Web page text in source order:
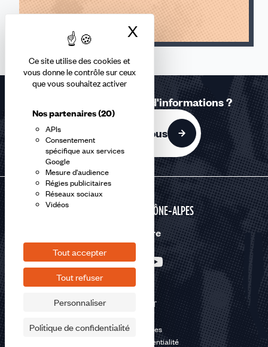
Ce site utilise des cookies et
vous donne le contrôle sur ceux
que vous souhaitez activer
Nos partenaires(20)
APIs
Consentement
spécifique aux services
Google
Mesure d'audience
Régies publicitaires
Réseaux sociaux
Vidéos
Tout accepter
Tout refuser
Personnaliser
Politique de confidentialité
X Masquer le
Une question ? Besoin d'informations ?
Contactez-nous
AUVERGNE RHÔNE-ALPES
Nous suivre
©2026 CFDT
Mentions légales
Politique de confidentialité